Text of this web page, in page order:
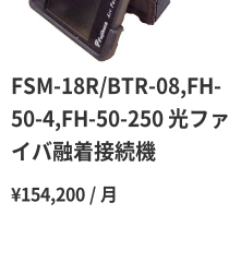
5ヶ月
7ヶ月
8ヶ月
9ヶ月
FSM-18R/BTR-08,FH-
50-4,FH-50-250 光ファ
イバ融着接続機
¥154,200 / 月